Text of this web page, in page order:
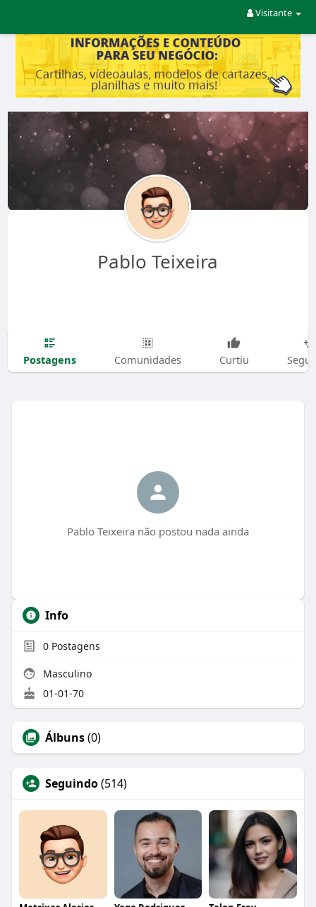
Visitante
Pablo Teixeira
Postagens Comunidades Curtiu
Pablo Teixeira não postou nada ainda
Info
0Postagens
Masculino
01-01-70
Álbuns(0)
Seguindo(514)